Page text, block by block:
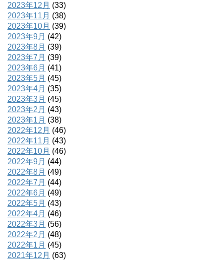
2023年12月 (33)
2023年11月 (38)
2023年10月 (39)
2023年9月 (42)
2023年8月 (39)
2023年7月 (39)
2023年6月 (41)
2023年5月 (45)
2023年4月 (35)
2023年3月 (45)
2023年2月 (43)
2023年1月 (38)
2022年12月 (46)
2022年11月 (43)
2022年10月 (46)
2022年9月 (44)
2022年8月 (49)
2022年7月 (44)
2022年6月 (49)
2022年5月 (43)
2022年4月 (46)
2022年3月 (56)
2022年2月 (48)
2022年1月 (45)
2021年12月 (63)